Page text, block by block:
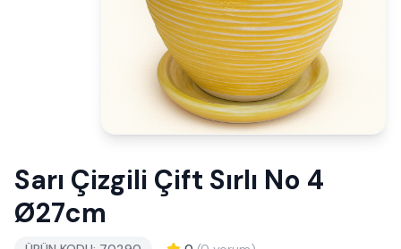
Sarı Çizgili Çift Sırlı No 4
Ø27cm